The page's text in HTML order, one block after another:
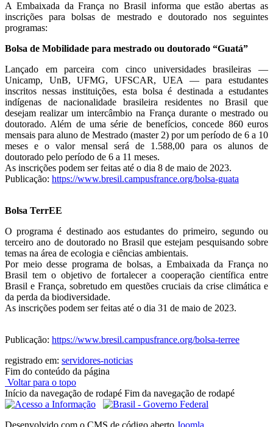
A Embaixada da França no Brasil informa que estão abertas as
inscrições para bolsas de mestrado e doutorado nos seguintes
programas:
Bolsa de Mobilidade para mestrado ou doutorado “Guatá”
Lançado em parceira com cinco universidades brasileiras —
Unicamp, UnB, UFMG, UFSCAR, UEA — para estudantes
inscritos nessas instituições, esta bolsa é destinada a estudantes
indígenas de nacionalidade brasileira residentes no Brasil que
desejam realizar um intercâmbio na França durante o mestrado ou
doutorado. Além de uma série de benefícios, concede 860 euros
mensais para aluno de Mestrado (master 2) por um período de 6 a 10
meses e o valor mensal será de 1.588,00 para os alunos de
doutorado pelo período de 6 a 11 meses.
As inscrições podem ser feitas até o dia 8 de maio de 2023.
Publicação: https://www.bresil.campusfrance.org/bolsa-guata
Bolsa TerrEE
O programa é destinado aos estudantes do primeiro, segundo ou
terceiro ano de doutorado no Brasil que estejam pesquisando sobre
temas na área de ecologia e ciências ambientais.
Por meio desse programa de bolsas, a Embaixada da França no
Brasil tem o objetivo de fortalecer a cooperação científica entre
Brasil e França, sobretudo em questões cruciais da crise climática e
da perda da biodiversidade.
As inscrições podem ser feitas até o dia 31 de maio de 2023.
Publicação: https://www.bresil.campusfrance.org/bolsa-terree
registrado em: servidores-noticias
Fim do conteúdo da página
Voltar para o topo
Início da navegação de rodapé Fim da navegação de rodapé
Desenvolvido com o CMS de código aberto Joomla